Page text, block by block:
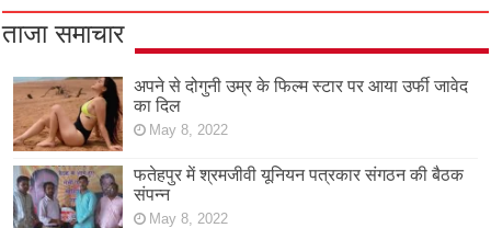
ताजा समाचार
अपने से दोगुनी उम्र के फिल्म स्टार पर आया उर्फी जावेद
का दिल
May 8, 2022
फतेहपुर में श्रमजीवी यूनियन पत्रकार संगठन की बैठक
संपन्न
May 8, 2022